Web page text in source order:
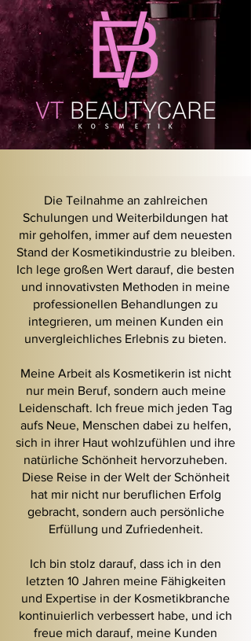
Die Teilnahme an zahlreichen
Schulungen und Weiterbildungen hat
mir geholfen, immer auf dem neuesten
Stand der Kosmetikindustrie zu bleiben.
Ich lege großen Wert darauf, die besten
und innovativsten Methoden in meine
professionellen Behandlungen zu
integrieren, um meinen Kunden ein
unvergleichliches Erlebnis zu bieten.
Meine Arbeit als Kosmetikerin ist nicht
nur mein Beruf, sondern auch meine
Leidenschaft. Ich freue mich jeden Tag
aufs Neue, Menschen dabei zu helfen,
sich in ihrer Haut wohlzufühlen und ihre
natürliche Schönheit hervorzuheben.
Diese Reise in der Welt der Schönheit
hat mir nicht nur beruflichen Erfolg
gebracht, sondern auch persönliche
Erfüllung und Zufriedenheit.
Ich bin stolz darauf, dass ich in den
letzten 10 Jahren meine Fähigkeiten
und Expertise in der Kosmetikbranche
kontinuierlich verbessert habe, und ich
freue mich darauf, meine Kunden